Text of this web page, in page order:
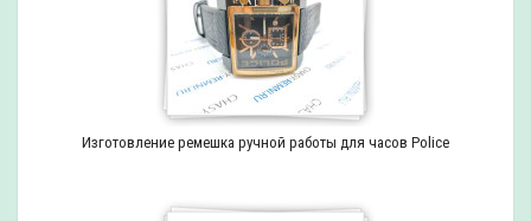
Изготовление ремешка ручной работы для часов Police